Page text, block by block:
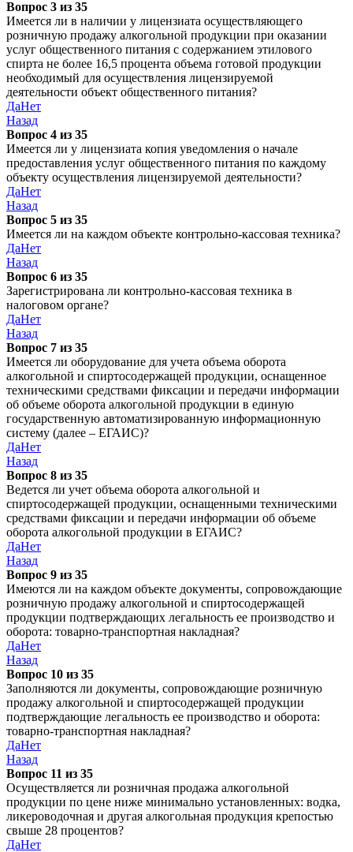
Вопрос 3 из 35
Имеется ли в наличии у лицензиата осуществляющего
розничную продажу алкогольной продукции при оказании
услуг общественного питания с содержанием этилового
спирта не более 16,5 процента объема готовой продукции
необходимый для осуществления лицензируемой
деятельности объект общественного питания?
ДаНет
Назад
Вопрос 4 из 35
Имеется ли у лицензиата копия уведомления о начале
предоставления услуг общественного питания по каждому
объекту осуществления лицензируемой деятельности?
ДаНет
Назад
Вопрос 5 из 35
Имеется ли на каждом объекте контрольно-кассовая техника?
ДаНет
Назад
Вопрос 6 из 35
Зарегистрирована ли контрольно-кассовая техника в
налоговом органе?
ДаНет
Назад
Вопрос 7 из 35
Имеется ли оборудование для учета объема оборота
алкогольной и спиртосодержащей продукции, оснащенное
техническими средствами фиксации и передачи информации
об объеме оборота алкогольной продукции в единую
государственную автоматизированную информационную
систему (далее – ЕГАИС)?
ДаНет
Назад
Вопрос 8 из 35
Ведется ли учет объема оборота алкогольной и
спиртосодержащей продукции, оснащенными техническими
средствами фиксации и передачи информации об объеме
оборота алкогольной продукции в ЕГАИС?
ДаНет
Назад
Вопрос 9 из 35
Имеются ли на каждом объекте документы, сопровождающие
розничную продажу алкогольной и спиртосодержащей
продукции подтверждающих легальность ее производство и
оборота: товарно-транспортная накладная?
ДаНет
Назад
Вопрос 10 из 35
Заполняются ли документы, сопровождающие розничную
продажу алкогольной и спиртосодержащей продукции
подтверждающие легальность ее производство и оборота:
товарно-транспортная накладная?
ДаНет
Назад
Вопрос 11 из 35
Осуществляется ли розничная продажа алкогольной
продукции по цене ниже минимально установленных: водка,
ликероводочная и другая алкогольная продукция крепостью
свыше 28 процентов?
ДаНет